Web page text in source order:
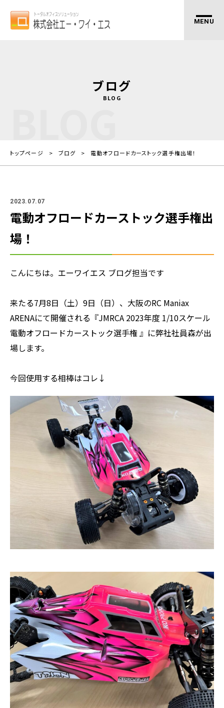
ブログ
BLOG
トップページ ブログ 電動オフロードカーストック選手権出場！
2023.07.07
電動オフロードカーストック選手権出
場！
こんにちは。エーワイエス ブログ担当です
来たる7月8日（土）9日（日）、大阪のRC Maniax
ARENAにて開催される『JMRCA 2023年度 1/10スケール
電動オフロードカーストック選手権 』に弊社社員森が出
場します。
今回使用する相棒はコレ↓